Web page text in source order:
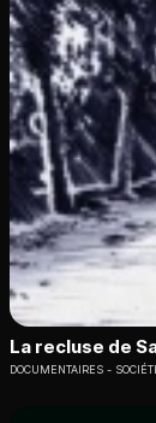
La recluse de
DOCUMENTAIRES